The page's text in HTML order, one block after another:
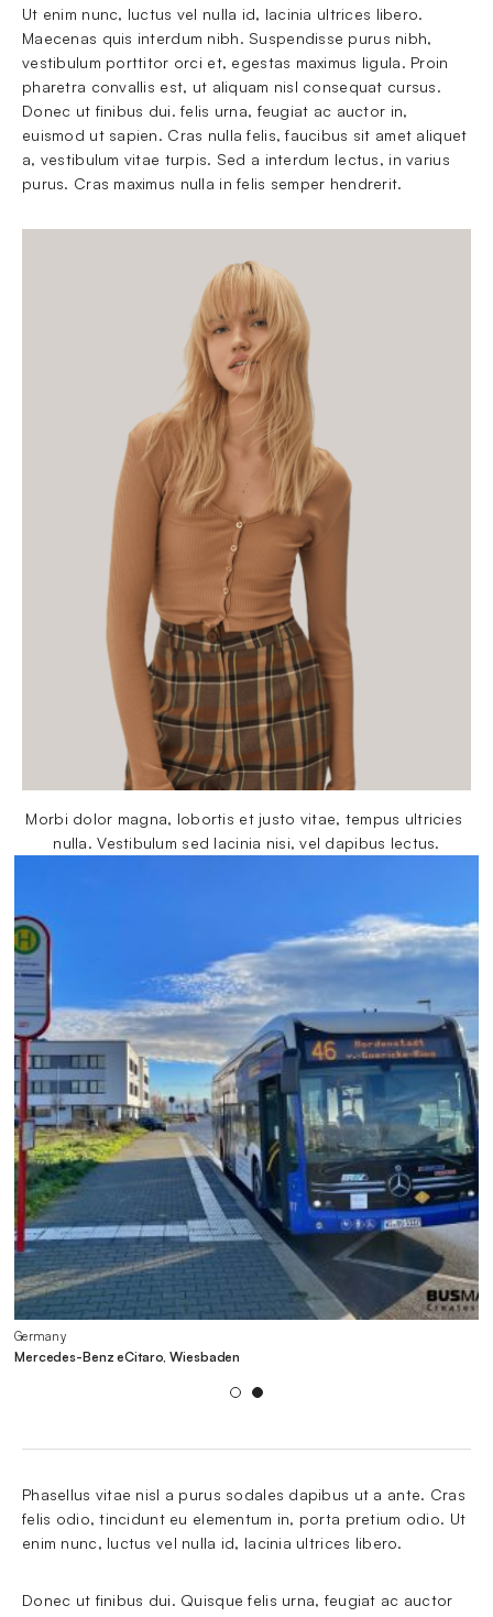
Ut enim nunc, luctus vel nulla id, lacinia ultrices libero.
Maecenas quis interdum nibh. Suspendisse purus nibh,
vestibulum porttitor orci et, egestas maximus ligula. Proin
pharetra convallis est, ut aliquam nisl consequat cursus.
Donec ut finibus dui. felis urna, feugiat ac auctor in,
euismod ut sapien. Cras nulla felis, faucibus sit amet aliquet
a, vestibulum vitae turpis. Sed a interdum lectus, in varius
purus. Cras maximus nulla in felis semper hendrerit.
Morbi dolor magna, lobortis et justo vitae, tempus ultricies
nulla. Vestibulum sed lacinia nisi, vel dapibus lectus.
Germany
Mercedes-Benz eCitaro, Wiesbaden
1 2
Phasellus vitae nisl a purus sodales dapibus ut a ante. Cras
felis odio, tincidunt eu elementum in, porta pretium odio. Ut
enim nunc, luctus vel nulla id, lacinia ultrices libero.
Donec ut finibus dui. Quisque felis urna, feugiat ac auctor